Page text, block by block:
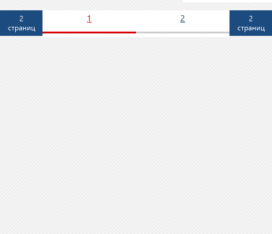
2
страниц
2
страниц
1 2